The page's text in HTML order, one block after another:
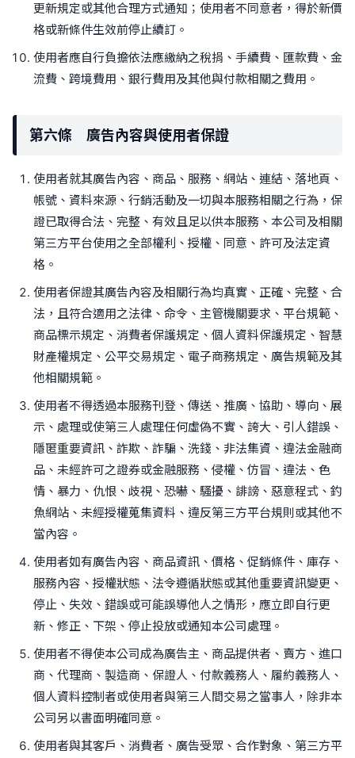
更新規定或其他合理方式通知；使用者不同意者，得於新價
格或新條件生效前停止續訂。
使用者應自行負擔依法應繳納之稅捐、手續費、匯款費、金
流費、跨境費用、銀行費用及其他與付款相關之費用。
第六條 廣告內容與使用者保證
使用者就其廣告內容、商品、服務、網站、連結、落地頁、
帳號、資料來源、行銷活動及一切與本服務相關之行為，保
證已取得合法、完整、有效且足以供本服務、本公司及相關
第三方平台使用之全部權利、授權、同意、許可及法定資
格。
使用者保證其廣告內容及相關行為均真實、正確、完整、合
法，且符合適用之法律、命令、主管機關要求、平台規範、
商品標示規定、消費者保護規定、個人資料保護規定、智慧
財產權規定、公平交易規定、電子商務規定、廣告規範及其
他相關規範。
使用者不得透過本服務刊登、傳送、推廣、協助、導向、展
示、處理或使第三人處理任何虛偽不實、誇大、引人錯誤、
隱匿重要資訊、詐欺、詐騙、洗錢、非法集資、違法金融商
品、未經許可之證券或金融服務、侵權、仿冒、違法、色
情、暴力、仇恨、歧視、恐嚇、騷擾、誹謗、惡意程式、釣
魚網站、未經授權蒐集資料、違反第三方平台規則或其他不
當內容。
使用者如有廣告內容、商品資訊、價格、促銷條件、庫存、
服務內容、授權狀態、法令遵循狀態或其他重要資訊變更、
停止、失效、錯誤或可能誤導他人之情形，應立即自行更
新、修正、下架、停止投放或通知本公司處理。
使用者不得使本公司成為廣告主、商品提供者、賣方、進口
商、代理商、製造商、保證人、付款義務人、履約義務人、
個人資料控制者或使用者與第三人間交易之當事人，除非本
公司另以書面明確同意。
使用者與其客戶、消費者、廣告受眾、合作對象、第三方平